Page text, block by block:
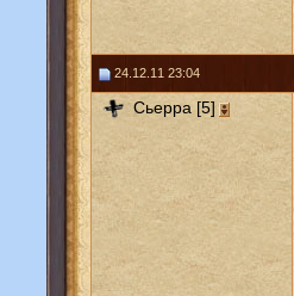
24.12.11 23:04
Сьерра [5]